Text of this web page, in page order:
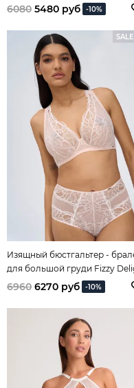
6080 5480 руб -10%
Изящный бюстгальтер -
для большой груди Fizzy
6960 6270 руб -10%